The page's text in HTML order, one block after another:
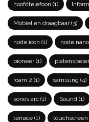
hoofdtelefoon (1)
Mobiel en draagbaar(3)
node icon (1) node nano
pioneer(1)
roam 2 (1) samsung (4)
sonos arc (1) Sound (1)
terrace (1) touchscreen